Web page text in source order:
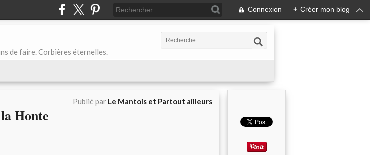
Connexion + Créer mon blog
de faire. Corbières éternelles.
Publié par Le Mantois et Partout ailleurs
Honte